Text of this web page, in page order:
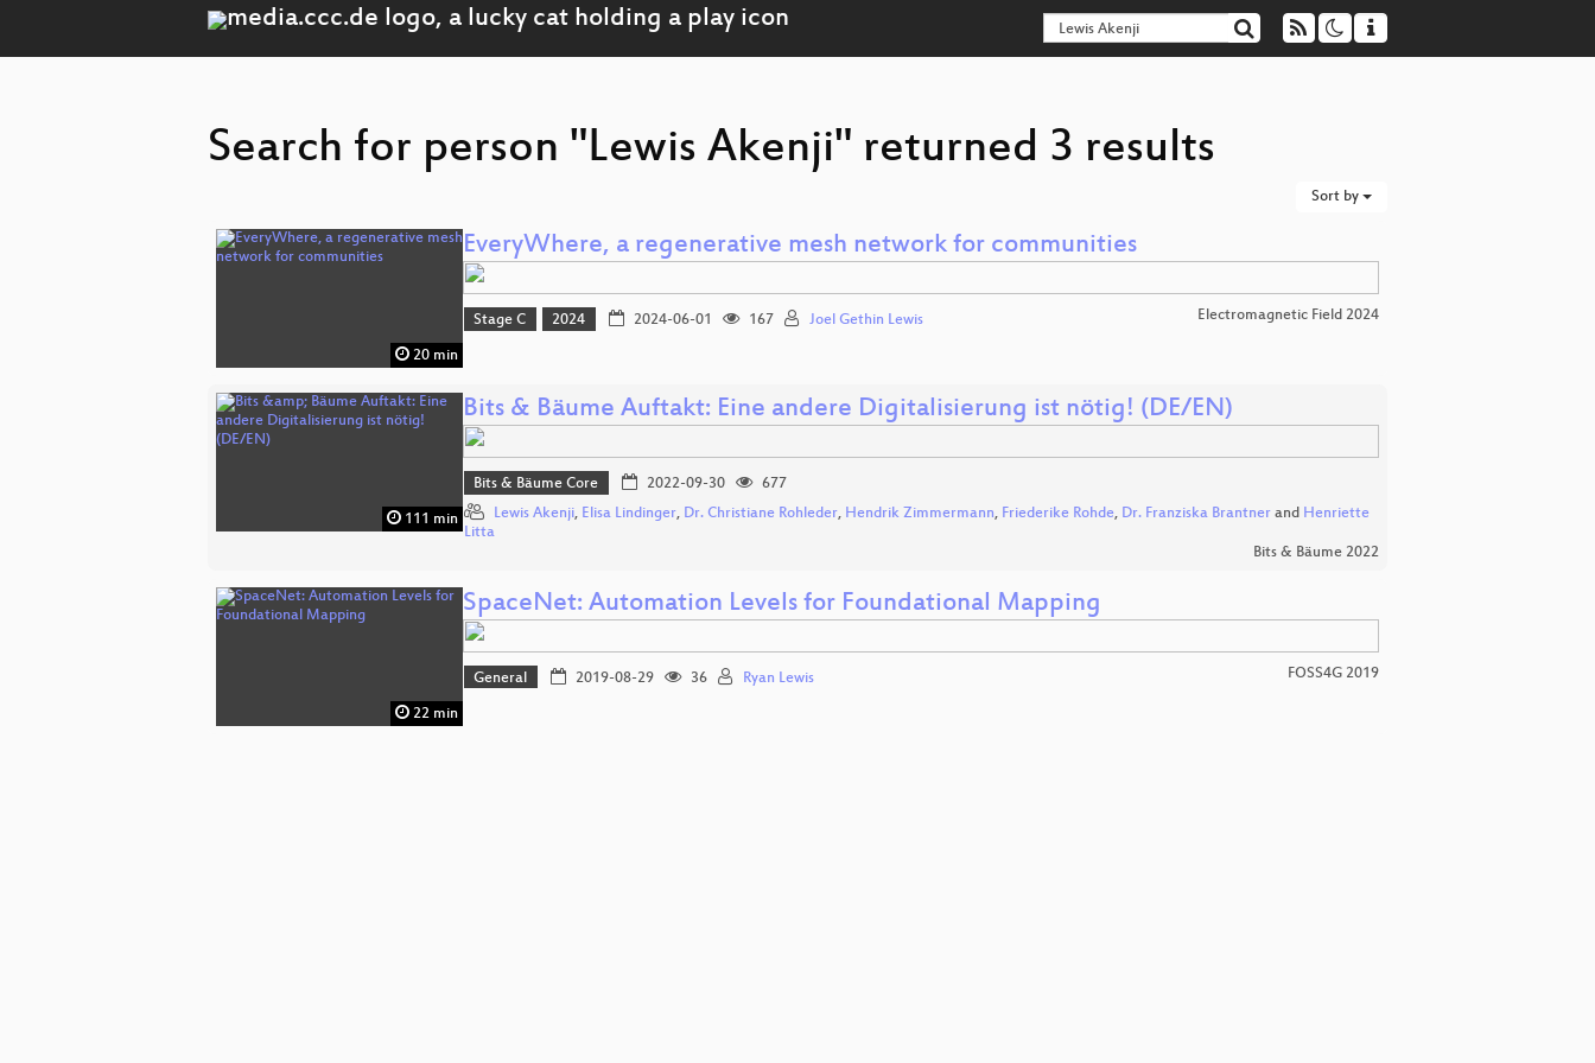
Search for person "Lewis Akenji" returned 3 results
Sort by
20 min
EveryWhere, a regenerative mesh network for communities
Stage C 2024 2024-06-01 167 Joel Gethin Lewis Electromagnetic Field 2024
111 min
Bits & Bäume Auftakt: Eine andere Digitalisierung ist nötig! (DE/EN)
Bits & Bäume Core 2022-09-30
677
Lewis Akenji, Elisa Lindinger, Dr. Christiane Rohleder, Hendrik Zimmermann, Friederike Rohde, Dr. Franziska Brantner and Henriette
Litta
Bits & Bäume 2022
22 min
SpaceNet: Automation Levels for Foundational Mapping
General 2019-08-29 36 Ryan Lewis FOSS4G 2019